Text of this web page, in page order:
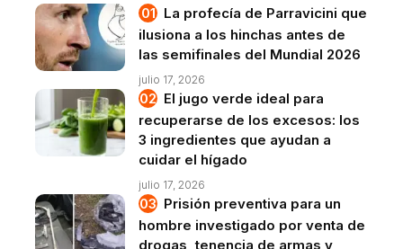
La profecía de Parravicini que
ilusiona a los hinchas antes de
las semifinales del Mundial 2026
julio 17, 2026
El jugo verde ideal para
recuperarse de los excesos: los
3 ingredientes que ayudan a
cuidar el hígado
julio 17, 2026
Prisión preventiva para un
hombre investigado por venta de
drogas, tenencia de armas y